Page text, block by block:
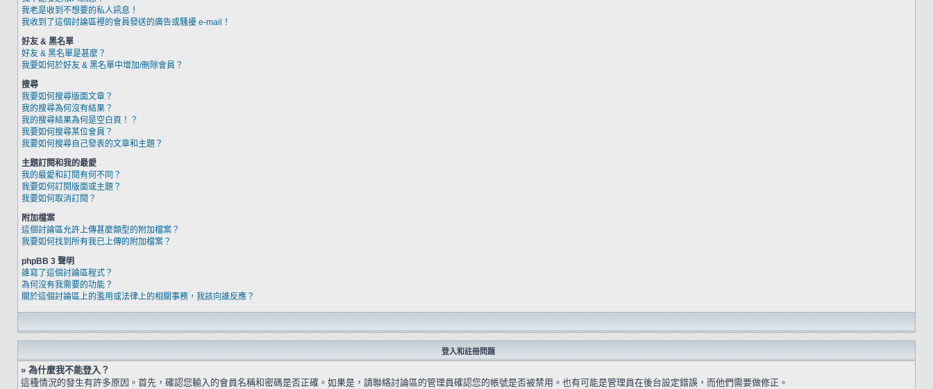
我老是收到不想要的私人訊息！
我收到了這個討論區裡的會員發送的廣告或騷擾 e-mail！
好友 & 黑名單
好友 & 黑名單是甚麼？
我要如何於好友 & 黑名單中增加/刪除會員？
搜尋
我要如何搜尋版面文章？
我的搜尋為何沒有結果？
我的搜尋結果為何是空白頁！？
我要如何搜尋某位會員？
我要如何搜尋自己發表的文章和主題？
主題訂閱和我的最愛
我的最愛和訂閱有何不同？
我要如何訂閱版面或主題？
我要如何取消訂閱？
附加檔案
這個討論區允許上傳甚麼類型的附加檔案？
我要如何找到所有我已上傳的附加檔案？
phpBB 3 聲明
誰寫了這個討論區程式？
為何沒有我需要的功能？
關於這個討論區上的濫用或法律上的相關事務，我該向誰反應？
登入和註冊問題
» 為什麼我不能登入？
這種情況的發生有許多原因。首先，確認您輸入的會員名稱和密碼是否正確。如果是，請聯絡討論區的管理員確認您的帳號是否被禁用。也有可能是管理員在後台設定錯誤，而他們需要做修正。